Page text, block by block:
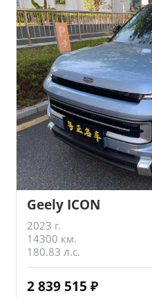
Geely ICON
2023 г.
14300 км.
180.83 л.с.
2 839 515 ₽